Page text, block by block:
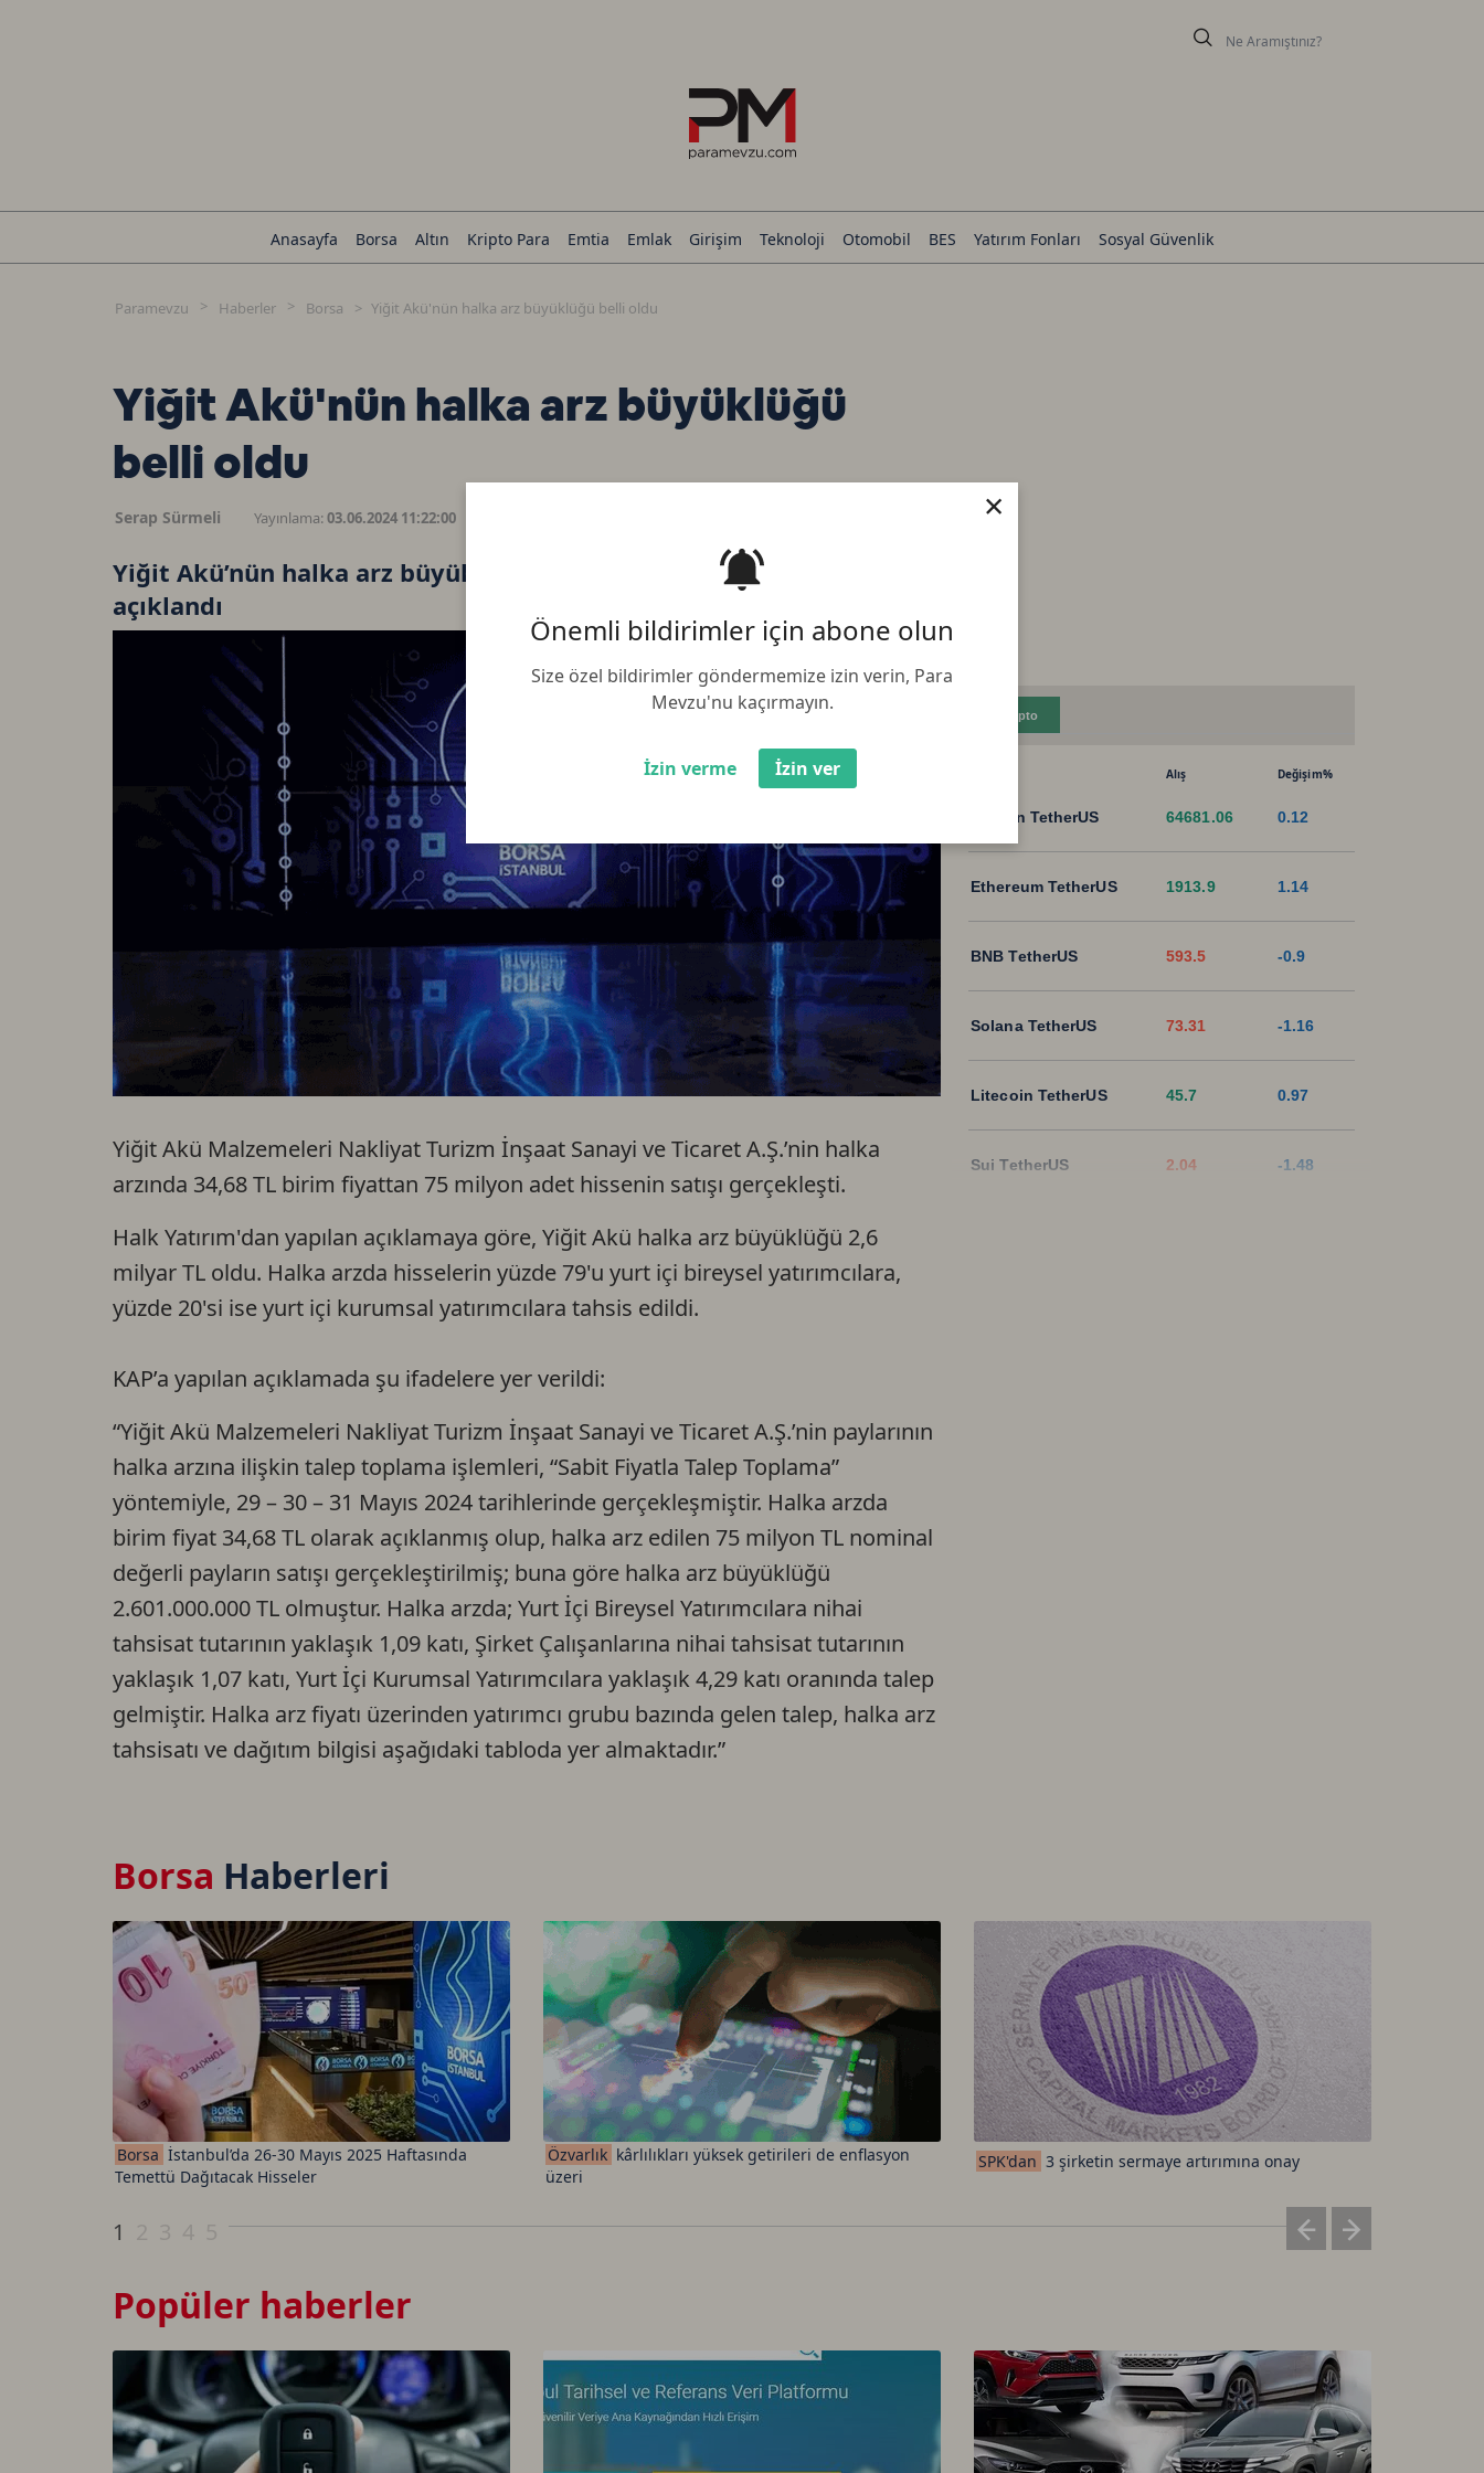
Önemli bildirimler için abone olun
Size özel bildirimler göndermemize izin verin, Para
Mevzu'nu kaçırmayın.
İzin verme İzin ver
×
Anasayfa Borsa Altın Kripto Para Emtia Emlak Girişim Teknoloji Otomobil BES Yatırım Fonları Sosyal Güvenlik
Paramevzu Haberler Borsa Yiğit Akü'nün halka arz büyüklüğü belli oldu
Yiğit Akü'nün halka arz büyüklüğü
belli oldu
Serap Sürmeli Yayınlama:03.06.2024 11:22:00
Yiğit Akü’nün halka arz büyüklüğünün 2,6 milyar TL olduğu
açıklandı
Yiğit Akü Malzemeleri Nakliyat Turizm İnşaat Sanayi ve Ticaret A.Ş.’nin halka
arzında 34,68 TL birim fiyattan 75 milyon adet hissenin satışı gerçekleşti.
Halk Yatırım'dan yapılan açıklamaya göre, Yiğit Akü halka arz büyüklüğü 2,6
milyar TL oldu. Halka arzda hisselerin yüzde 79'u yurt içi bireysel yatırımcılara,
yüzde 20'si ise yurt içi kurumsal yatırımcılara tahsis edildi.
KAP’a yapılan açıklamada şu ifadelere yer verildi:
“Yiğit Akü Malzemeleri Nakliyat Turizm İnşaat Sanayi ve Ticaret A.Ş.’nin paylarının
halka arzına ilişkin talep toplama işlemleri, “Sabit Fiyatla Talep Toplama”
yöntemiyle, 29 – 30 – 31 Mayıs 2024 tarihlerinde gerçekleşmiştir. Halka arzda
birim fiyat 34,68 TL olarak açıklanmış olup, halka arz edilen 75 milyon TL nominal
değerli payların satışı gerçekleştirilmiş; buna göre halka arz büyüklüğü
2.601.000.000 TL olmuştur. Halka arzda; Yurt İçi Bireysel Yatırımcılara nihai
tahsisat tutarının yaklaşık 1,09 katı, Şirket Çalışanlarına nihai tahsisat tutarının
yaklaşık 1,07 katı, Yurt İçi Kurumsal Yatırımcılara yaklaşık 4,29 katı oranında talep
gelmiştir. Halka arz fiyatı üzerinden yatırımcı grubu bazında gelen talep, halka arz
tahsisatı ve dağıtım bilgisi aşağıdaki tabloda yer almaktadır.”
Kripto
Alış Değişim%
Bitcoin TetherUS 64681.06 0.12
Ethereum TetherUS 1913.9 1.14
BNB TetherUS 593.5 -0.9
Solana TetherUS 73.31 -1.16
Litecoin TetherUS 45.7 0.97
Sui TetherUS 2.04 -1.48
Borsa Haberleri
Borsa İstanbul’da 26-30 Mayıs 2025 Haftasında
Temettü Dağıtacak Hisseler
Özvarlık kârlılıkları yüksek getirileri de enflasyon
üzeri
SPK'dan 3 şirketin sermaye artırımına onay
1
Popüler haberler